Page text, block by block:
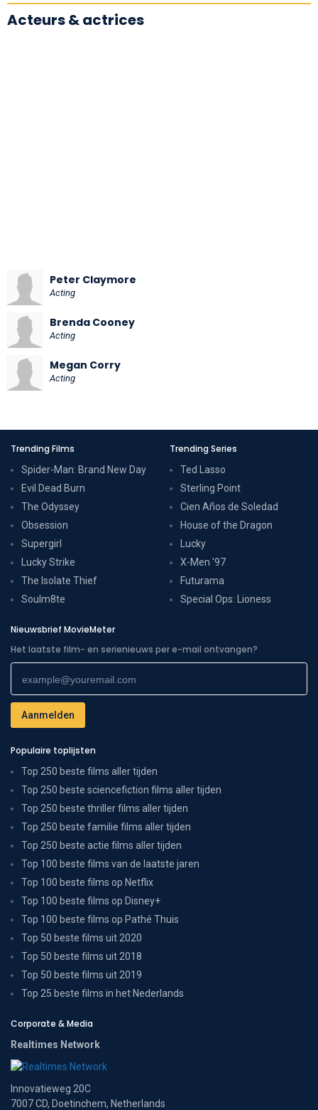
Acteurs & actrices
Peter Claymore
Acting
Brenda Cooney
Acting
Megan Corry
Acting
Trending Films
Spider-Man: Brand New Day
Evil Dead Burn
The Odyssey
Obsession
Supergirl
Lucky Strike
The Isolate Thief
Soulm8te
Trending Series
Ted Lasso
Sterling Point
Cien Años de Soledad
House of the Dragon
Lucky
X-Men '97
Futurama
Special Ops: Lioness
Nieuwsbrief MovieMeter
Het laatste film- en serienieuws per e-mail ontvangen?
Populaire toplijsten
Top 250 beste films aller tijden
Top 250 beste sciencefiction films aller tijden
Top 250 beste thriller films aller tijden
Top 250 beste familie films aller tijden
Top 250 beste actie films aller tijden
Top 100 beste films van de laatste jaren
Top 100 beste films op Netflix
Top 100 beste films op Disney+
Top 100 beste films op Pathé Thuis
Top 50 beste films uit 2020
Top 50 beste films uit 2018
Top 50 beste films uit 2019
Top 25 beste films in het Nederlands
Corporate & Media
Realtimes Network
Innovatieweg 20C
7007 CD, Doetinchem, Netherlands